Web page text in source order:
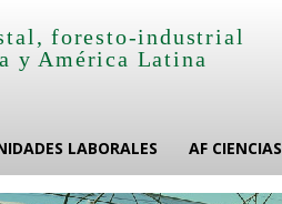
foresto-industrial
y América Latina
LABORALES AF CIENCIAS